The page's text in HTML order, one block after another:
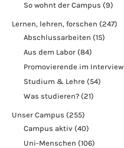
So wohnt der Campus (9)
Lernen, lehren, forschen (247)
Abschlussarbeiten (15)
Aus dem Labor (84)
Promovierende im Interview
Studium & Lehre (54)
Was studieren? (21)
Unser Campus (255)
Campus aktiv (40)
Uni-Menschen (106)